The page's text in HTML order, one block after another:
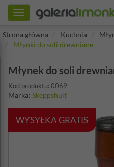
Toggle
navigation
Strona główna
Kuchnia
Młynki do soli drewniane
Młynek do soli
Kod produktu: 0069
Marka: Skeppshult
WYSYŁKA GRATIS